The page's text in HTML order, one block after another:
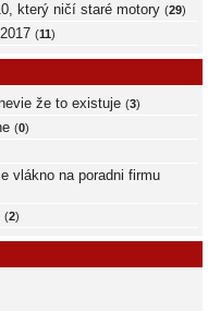
který ničí staré motory (29)
(11)
že to existuje (3)
(0)
vlákno na poradni firmu
(2)